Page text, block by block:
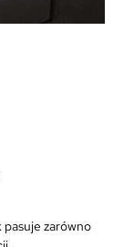
pasuje zarówno